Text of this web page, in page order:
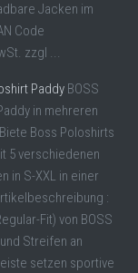
Jacken im
Code
zzgl ...
Paddy BOSS
in mehreren
Boss Poloshirts
5 verschiedenen
in S-XXL in einer
:
Fit) von BOSS
Streifen an
setzen sportive